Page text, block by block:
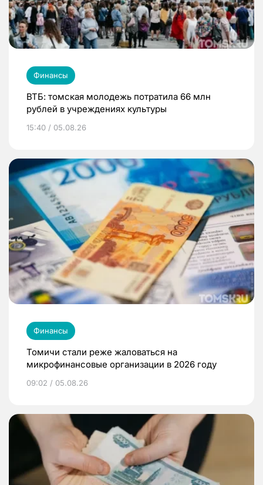
Финансы
ВТБ: томская молодежь потратила 66 млн
рублей в учреждениях культуры
15:40 / 05.08.26
Финансы
Томичи стали реже жаловаться на
микрофинансовые организации в 2026 году
09:02 / 05.08.26